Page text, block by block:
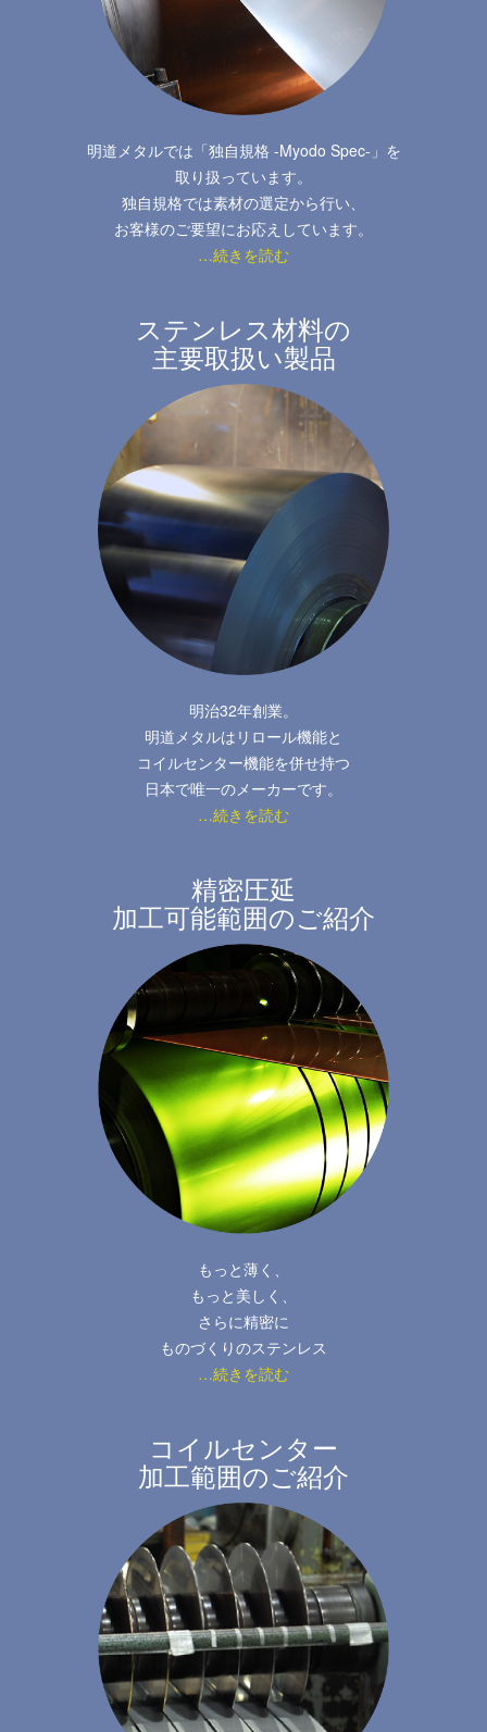
明道メタルでは「独自規格 -Myodo Spec-」を
取り扱っています。
独自規格では素材の選定から行い、
お客様のご要望にお応えしています。
…続きを読む
ステンレス材料の
主要取扱い製品
明治32年創業。
明道メタルはリロール機能と
コイルセンター機能を併せ持つ
日本で唯一のメーカーです。
…続きを読む
精密圧延
加工可能範囲のご紹介
もっと薄く、
もっと美しく、
さらに精密に
ものづくりのステンレス
…続きを読む
コイルセンター
加工範囲のご紹介